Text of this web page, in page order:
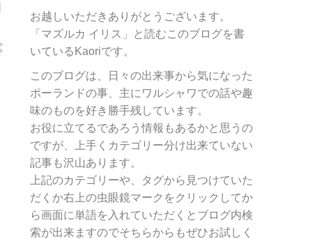
テ
ゴ
リ
別
検
索
お越しいただきありがとうございます。
「マズルカ イリス」と読むこのブログを書
いているKaoriです。
このブログは、日々の出来事から気になった
ポーランドの事、主にワルシャワでの話や趣
味のものを好き勝手残しています。
お役に立てるであろう情報もあるかと思うの
ですが、上手くカテゴリー分け出来ていない
記事も沢山あります。
上記のカテゴリーや、タグから見つけていた
だくか右上の虫眼鏡マークをクリックしてか
ら画面に単語を入れていただくとブログ内検
索が出来ますのでそちらからもぜひお試しく